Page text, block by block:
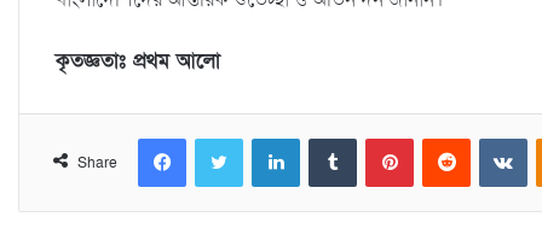
কৃতজ্ঞতাঃ প্রথম আলো
Share